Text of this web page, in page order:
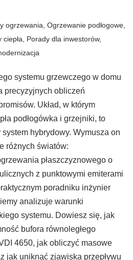
ogrzewania Ogrzewanie podłogowe
ciepła Porady dla inwestorów,
systemu grzewczego w domu
precyzyjnych obliczeń
Układ, w którym
podłogówka i grzejniki, to
hybrydowy. Wymusza on
różnych światów:
płaszczyznowego o
z punktowymi emiterami
poradniku inżynier
analizuje warunki
systemu. Dowiesz się, jak
bufora równoległego
4650, jak obliczyć masowe
jak uniknąć zjawiska przepływu